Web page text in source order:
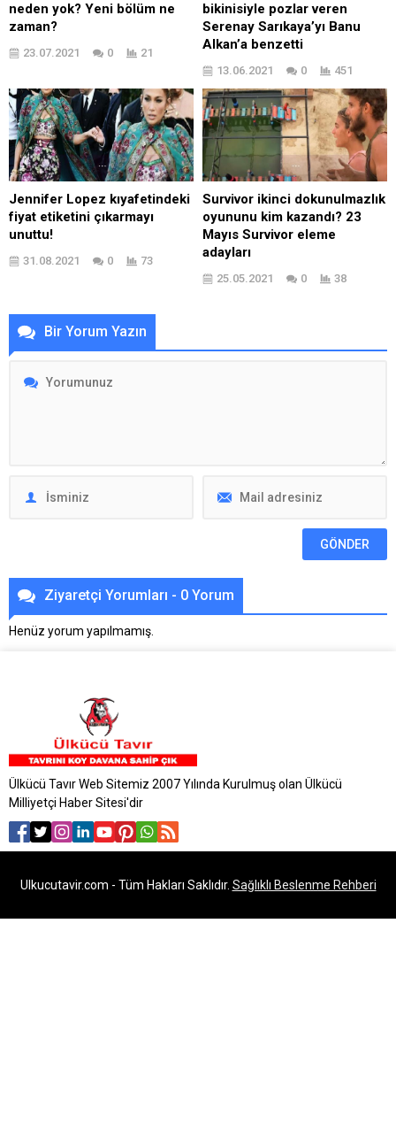
neden yok? Yeni bölüm ne
zaman?
23.07.2021 0 21
bikinisiyle pozlar veren
Serenay Sarıkaya’yı Banu
Alkan’a benzetti
13.06.2021 0 451
Jennifer Lopez kıyafetindeki
fiyat etiketini çıkarmayı
unuttu!
31.08.2021 0 73
Survivor ikinci dokunulmazlık
oyununu kim kazandı? 23
Mayıs Survivor eleme
adayları
25.05.2021 0 38
Bir Yorum Yazın
Ziyaretçi Yorumları - 0 Yorum
Henüz yorum yapılmamış.
Ülkücü Tavır Web Sitemiz 2007 Yılında Kurulmuş olan Ülkücü
Milliyetçi Haber Sitesi'dir
Ulkucutavir.com - Tüm Hakları Saklıdır. Sağlıklı Beslenme Rehberi